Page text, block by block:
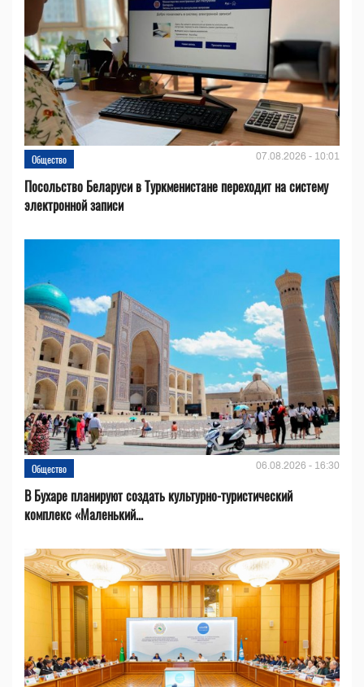
Общество 07.08.2026 - 10:01
Посольство Беларуси в Туркменистане переходит на систему
электронной записи
Общество 06.08.2026 - 16:30
В Бухаре планируют создать культурно-туристический
комплекс «Маленький...